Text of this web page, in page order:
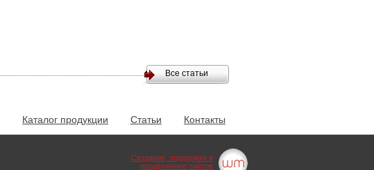
Все статьи
Создание, поддержка и
продвижение сайтов
Каталог продукции Статьи Контакты